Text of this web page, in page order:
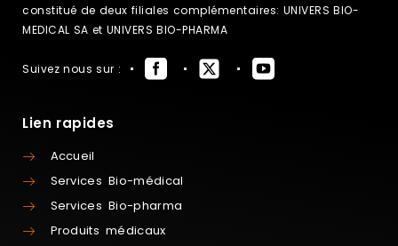
constitué de deux filiales complémentaires: UNIVERS BIO-
MEDICAL SA et UNIVERS BIO-PHARMA
Suivez nous sur :
Lien rapides
Accueil
Services Bio-médical
Services Bio-pharma
Produits médicaux